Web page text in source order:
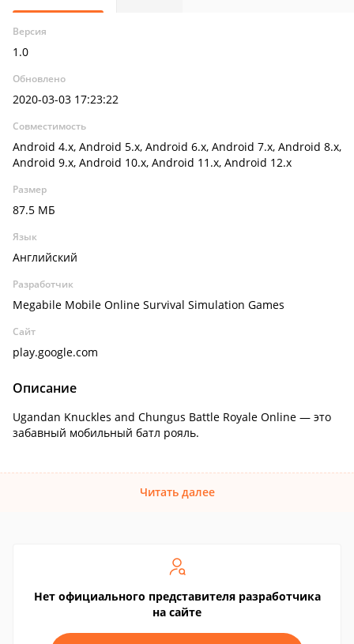
Версия
1.0
Обновлено
2020-03-03 17:23:22
Совместимость
Android 4.x, Android 5.x, Android 6.x, Android 7.x, Android 8.x,
Android 9.x, Android 10.x, Android 11.x, Android 12.x
Размер
87.5 МБ
Язык
Английский
Разработчик
Megabile Mobile Online Survival Simulation Games
Сайт
play.google.com
Описание
Ugandan Knuckles and Chungus Battle Royale Online — это
забавный мобильный батл рояль.
Читать далее
Нет официального представителя разработчика
на сайте